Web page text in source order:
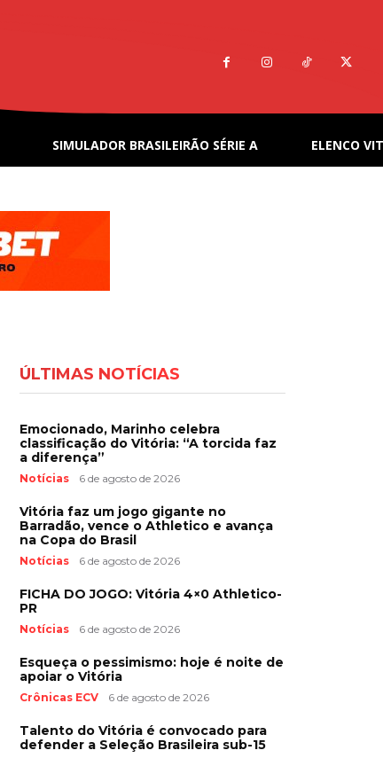
SIMULADOR BRASILEIRÃO SÉRIE A ELENCO
ÚLTIMAS NOTÍCIAS
Emocionado, Marinho celebra
classificação do Vitória: “A torcida faz
a diferença”
Notícias 6 de agosto de 2026
Vitória faz um jogo gigante no
Barradão, vence o Athletico e avança
na Copa do Brasil
Notícias 6 de agosto de 2026
FICHA DO JOGO: Vitória 4×0 Athletico-
PR
Notícias 6 de agosto de 2026
Esqueça o pessimismo: hoje é noite de
apoiar o Vitória
Crônicas ECV 6 de agosto de 2026
Talento do Vitória é convocado para
defender a Seleção Brasileira sub-15